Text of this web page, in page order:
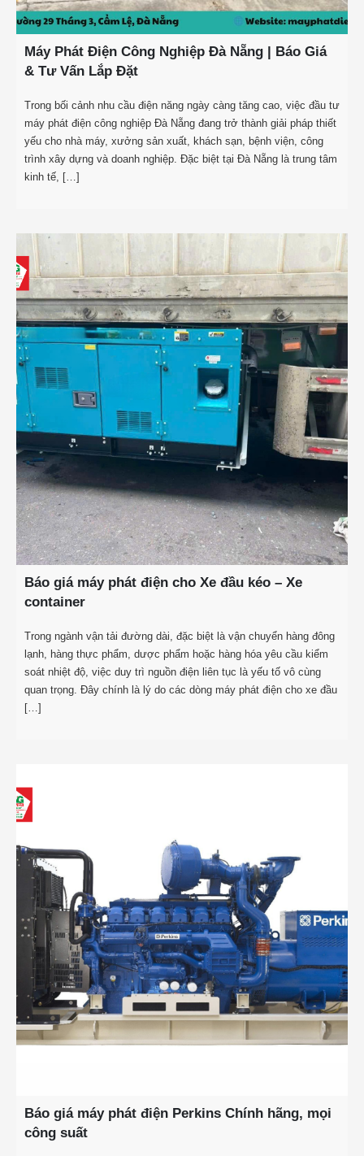
Máy Phát Điện Công Nghiệp Đà Nẵng | Báo Giá
& Tư Vấn Lắp Đặt
Trong bối cảnh nhu cầu điện năng ngày càng tăng cao, việc đầu tư
máy phát điện công nghiệp Đà Nẵng đang trở thành giải pháp thiết
yếu cho nhà máy, xưởng sản xuất, khách sạn, bệnh viện, công
trình xây dựng và doanh nghiệp. Đặc biệt tại Đà Nẵng là trung tâm
kinh tế, […]
Báo giá máy phát điện cho Xe đầu kéo – Xe
container
Trong ngành vận tải đường dài, đặc biệt là vận chuyển hàng đông
lạnh, hàng thực phẩm, dược phẩm hoặc hàng hóa yêu cầu kiểm
soát nhiệt độ, việc duy trì nguồn điện liên tục là yếu tố vô cùng
quan trọng. Đây chính là lý do các dòng máy phát điện cho xe đầu
[…]
Báo giá máy phát điện Perkins Chính hãng, mọi
công suất